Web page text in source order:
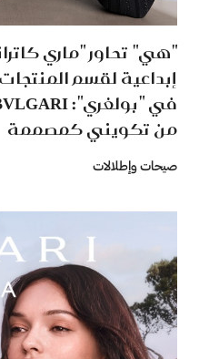
"هي" تحاور "ماري
إبداعية لقسم
من تكويني كمصممة
صيحات وإطلالات